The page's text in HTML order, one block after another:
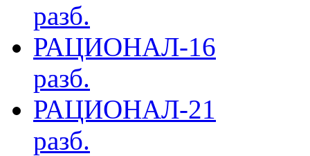
разб.
РАЦИОНАЛ-16
разб.
РАЦИОНАЛ-21
разб.